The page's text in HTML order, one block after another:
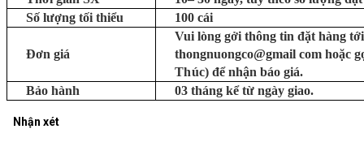
Số lượng tối thiểu
100 cái
Đơn giá
Vui lòng gởi thông tin đặt hàng
thongnuongco@gmail com hoặc
Thúc)để nhận báo giá.
Bảo hành
03 tháng kể từ ngày giao.
Nhận xét